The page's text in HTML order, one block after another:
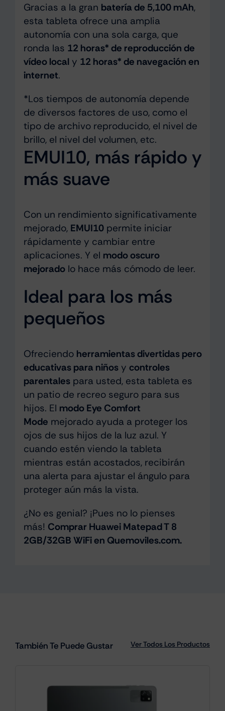
Gracias a la gran batería de 5,100 mAh,
esta tableta ofrece una amplia
autonomía con una sola carga, que
ronda las 12 horas* de reproducción de
vídeo local y 12 horas* de navegación en
internet.
*Los tiempos de autonomía depende
de diversos factores de uso, como el
tipo de archivo reproducido, el nivel de
brillo, el nivel del volumen, etc.
EMUI10, más rápido y
más suave
Con un rendimiento significativamente
mejorado, EMUI10permite iniciar
rápidamente y cambiar entre
aplicaciones. Y el modo oscuro
mejoradolo hace más cómodo de leer.
Ideal para los más
pequeños
Ofreciendo herramientas divertidas pero
educativas para niñosy controles
parentalespara usted, esta tableta es
un patio de recreo seguro para sus
hijos. El modo Eye Comfort
Mode mejorado ayuda a proteger los
ojos de sus hijos de la luz azul. Y
cuando estén viendo la tableta
mientras están acostados, recibirán
una alerta para ajustar el ángulo para
proteger aún más la vista.
¿No es genial? ¡Pues no lo pienses
más! Comprar Huawei Matepad T 8
2GB/32GB WiFi en Quemoviles.com.
También Te Puede Gustar Ver Todos Los Productos